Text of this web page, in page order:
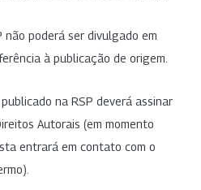
não poderá ser divulgado em
à publicação de origem.
na RSP deverá assinar
Autorais (em momento
entrará em contato com o